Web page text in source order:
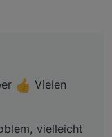
total.
schon wieder ganz
im IOBroker
Ergebnis.
Vielen
vielleicht